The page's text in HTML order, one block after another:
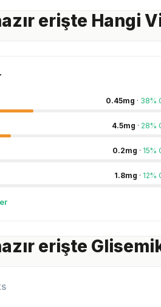
erişte Hangi
0.45mg · 38%
4.5mg · 28%
0.2mg · 15%
1.8mg · 12%
erişte